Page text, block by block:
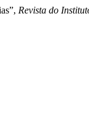
Revista do